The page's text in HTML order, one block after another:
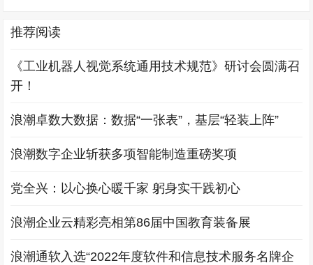
推荐阅读
《工业机器人视觉系统通用技术规范》研讨会圆满召
开！
浪潮卓数大数据：数据“一张表”，基层“轻装上阵”
浪潮数字企业斩获多项智能制造重磅奖项
党全兴：以心换心暖千家 躬身实干践初心
浪潮企业云精彩亮相第86届中国教育装备展
浪潮通软入选“2022年度软件和信息技术服务名牌企